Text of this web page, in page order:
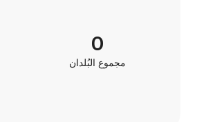
0
مجموع البُلدان